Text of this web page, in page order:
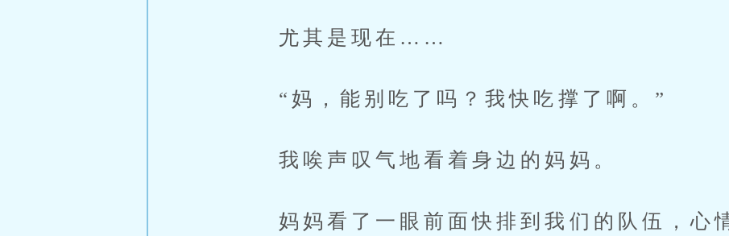
尤其是现在……
“妈，能别吃了吗？我快吃撑了啊。”
我唉声叹气地看着身边的妈妈。
妈妈看了一眼前面快排到我们的队伍，心